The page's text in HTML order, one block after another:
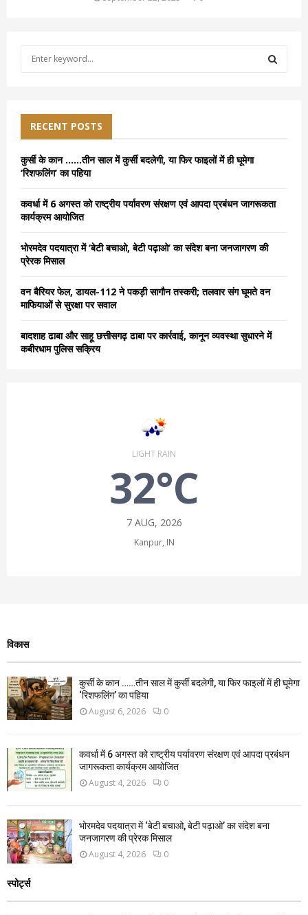
f
r
RECENT POSTS
कुर्सी के कान ……तीन साल में कुर्सी बदलेगी, या फिर फाइलों में ही घूमेगा
‘रिशफलिंग’ का पहिया
कवर्धा में 6 अगस्त को राष्ट्रीय पर्यावरण संरक्षण एवं आपदा प्रबंधन जागरूकता
कार्यक्रम आयोजित
भोरमदेव पदयात्रा में ‘बेटी बचाओ, बेटी पढ़ाओ’ का संदेश बना जनजागरण की
प्रेरक मिसाल
वन बैरियर फेल, डायल-112 ने पकड़ी सागौन तस्करी; तलवार संग घूमते वन
माफियाओं से सुरक्षा पर सवाल
बादशाह ढाबा और साहू छत्तीसगढ़ ढाबा पर कार्रवाई, कानून व्यवस्था सुधारने में
कबीरधाम पुलिस सक्रिय
LIGHT RAIN
32°C
7 AUG, 2026
Kanpur, IN
विकास
कुर्सी के कान ……तीन साल में कुर्सी बदलेगी, या फिर फाइलों में ही घूमेगा
‘रिशफलिंग’ का पहिया
August 6, 2026 0
कवर्धा में 6 अगस्त को राष्ट्रीय पर्यावरण संरक्षण एवं आपदा प्रबंधन
जागरूकता कार्यक्रम आयोजित
August 4, 2026 0
भोरमदेव पदयात्रा में ‘बेटी बचाओ, बेटी पढ़ाओ’ का संदेश बना
जनजागरण की प्रेरक मिसाल
August 4, 2026 0
स्पोर्ट्स